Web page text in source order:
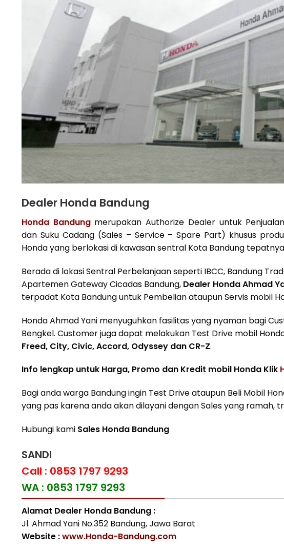
Dealer Honda Bandung
Honda Bandungmerupakan Authorize Dealer untuk
dan Suku Cadang (Sales – Service – Spare Part) khusus
Honda yang berlokasi di kawasan sentral Kota Bandung
Berada di lokasi Sentral Perbelanjaan seperti IBCC, Bandung
Apartemen Gateway Cicadas Bandung, Dealer Honda Ahmad
terpadat Kota Bandung untuk Pembelian ataupun Servis mobil
Honda Ahmad Yani menyuguhkan fasilitas yang nyaman bagi
Bengkel. Customer juga dapat melakukan Test Drive mobil
Freed, City, Civic, Accord, Odyssey dan CR-Z.
Info lengkap untuk Harga, Promo dan Kredit mobil Honda Klik
Bagi anda warga Bandung ingin Test Drive ataupun Beli Mobil
yang pas karena anda akan dilayani dengan Sales yang ramah,
Hubungi kami Sales Honda Bandung
SANDI
Call : 0853 1797 9293
WA : 0853 1797 9293
Alamat Dealer Honda Bandung :
Jl. Ahmad Yani No.352 Bandung, Jawa Barat
Website :www.Honda-Bandung.com